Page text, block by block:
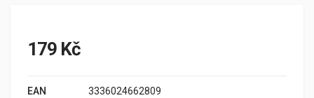
179 Kč
EAN
3336024662809